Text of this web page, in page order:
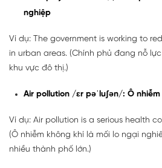
nghiệp
Ví dụ: The government is working to
in urban areas. (Chính phủ đang nỗ
khu vực đô thị.)
Air pollution /ɛr pəˈluʃən/: Ô
Ví dụ: Air pollution is a serious health
(Ô nhiễm không khí là mối lo ngại
nhiều thành phố lớn.)